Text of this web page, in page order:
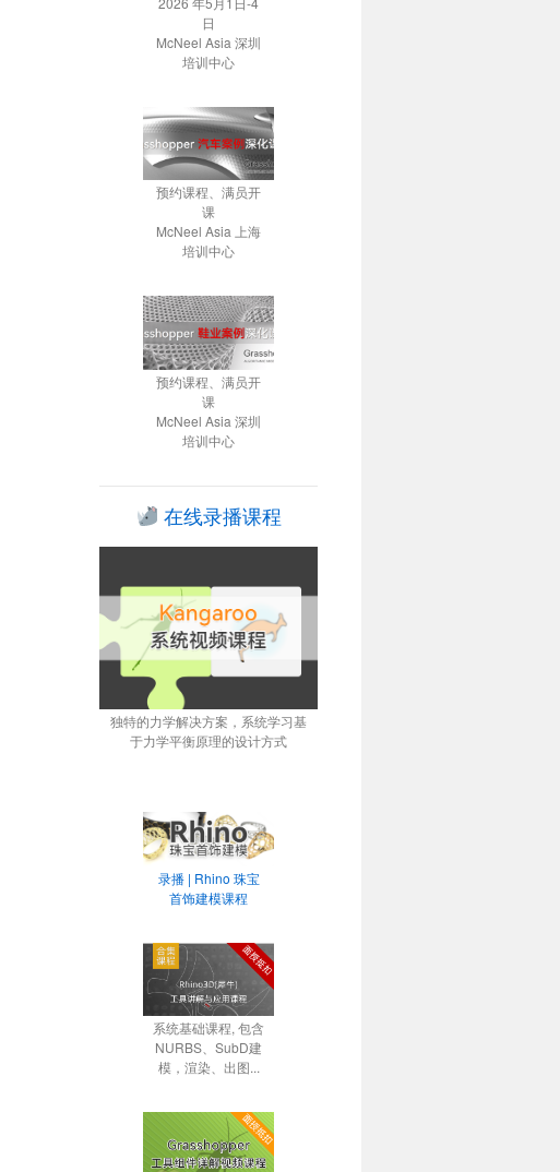
日
McNeel Asia 深圳
培训中心
预约课程、满员开
课
McNeel Asia 上海
培训中心
预约课程、满员开
课
McNeel Asia 深圳
培训中心
在线录播课程
独特的力学解决方案，系统学习基
于力学平衡原理的设计方式
录播 | Rhino 珠宝
首饰建模课程
系统基础课程, 包含
NURBS、SubD建
模，渲染、出图...